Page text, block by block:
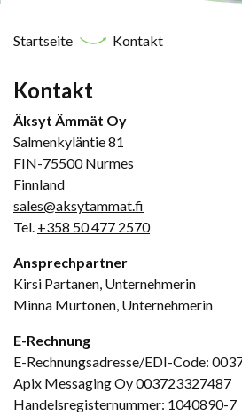
Startseite Kontakt
Kontakt
Äksyt Ämmät Oy
Salmenkyläntie 81
FIN-75500 Nurmes
Finnland
sales@aksytammat.fi
Tel. +358 50 477 2570
Ansprechpartner
Kirsi Partanen, Unternehmerin
Minna Murtonen, Unternehmerin
E-Rechnung
E-Rechnungsadresse/EDI-Code:
Apix Messaging Oy 003723327487
Handelsregisternummer: 1040890-7